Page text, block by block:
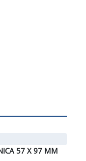
57 X 97 MM